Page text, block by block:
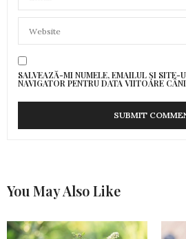
SALVEAZĂ-MI NUMELE, EMAILUL ȘI SITE-
NAVIGATOR PENTRU DATA VIITOARE
You May Also Like